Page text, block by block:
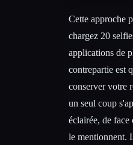
Cette approche
chargez 20
applications de
contrepartie est
conserver votre
un seul coup
éclairée, de
le mentionnent.